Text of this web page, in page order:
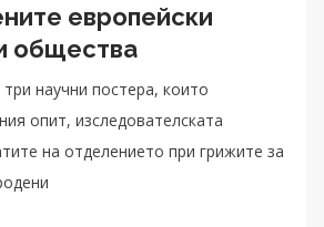
европейски
общества
научни постера, които
опит, изследователската
на отделението при грижите за